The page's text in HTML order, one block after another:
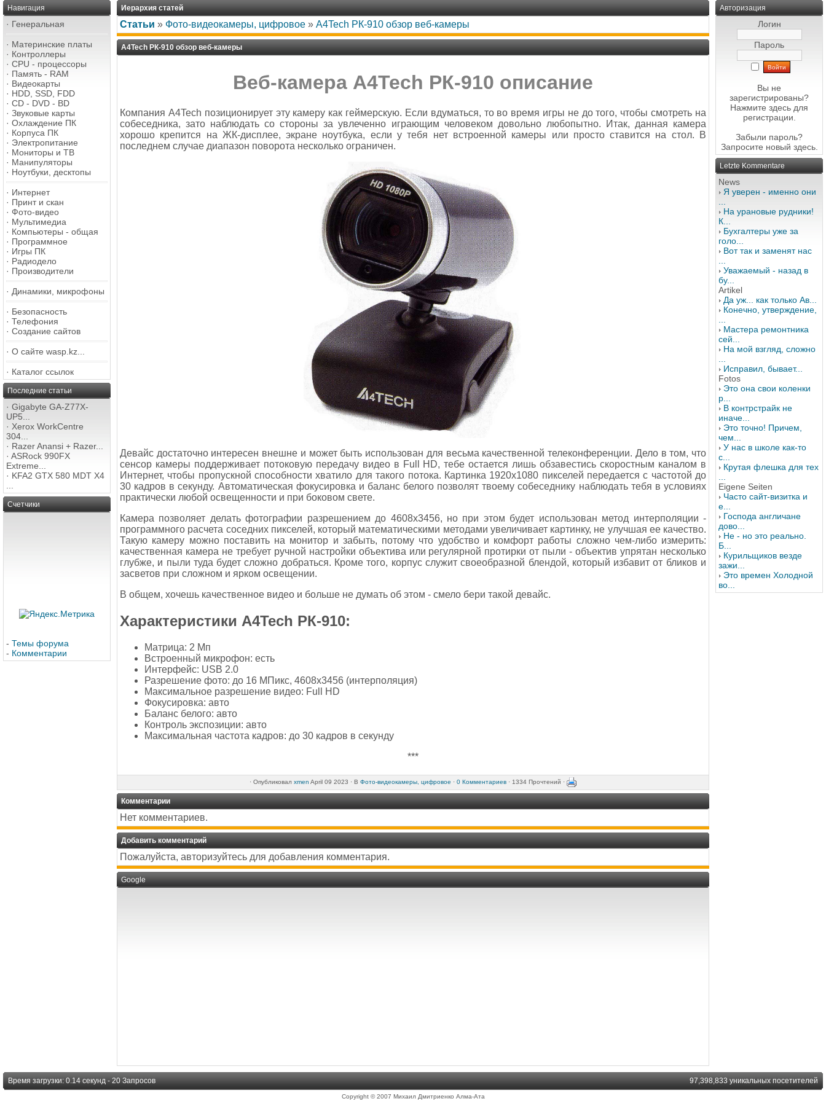
Навигация
· Генеральная
· Материнские платы
· Контроллеры
· CPU - процессоры
· Память - RAM
· Видеокарты
· HDD, SSD, FDD
· CD - DVD - BD
· Звуковые карты
· Охлаждение ПК
· Корпуса ПК
· Электропитание
· Мониторы и ТВ
· Манипуляторы
· Ноутбуки, десктопы
· Интернет
· Принт и скан
· Фото-видео
· Мультимедиа
· Компьютеры - общая
· Программное
· Игры ПК
· Радиодело
· Производители
· Динамики, микрофоны
· Безопасность
· Телефония
· Создание сайтов
· О сайте wasp.kz...
· Каталог ссылок
Последние статьи
· Gigabyte GA-Z77X-
UP5...
· Xerox WorkCentre
304...
· Razer Anansi + Razer...
· ASRock 990FX
Extreme...
· KFA2 GTX 580 MDT X4
Счетчики
- Темы форума
- Комментарии
Иерархия статей
Статьи » Фото-видеокамеры, цифровое » A4Tech РК-910 обзор веб-камеры
A4Tech РК-910 обзор веб-камеры
Веб-камера A4Tech РК-910 описание
Компания A4Tech позиционирует эту камеру как геймерскую. Если вдуматься, то во время игры не до того, чтобы смотреть на
собеседника, зато наблюдать со стороны за увлеченно играющим человеком довольно любопытно. Итак, данная камера
хорошо крепится на ЖК-дисплее, экране ноутбука, если у тебя нет встроенной камеры или просто ставится на стол. В
последнем случае диапазон поворота несколько ограничен.
Девайс достаточно интересен внешне и может быть использован для весьма качественной телеконференции. Дело в том, что
сенсор камеры поддерживает потоковую передачу видео в Full HD, тебе остается лишь обзавестись скоростным каналом в
Интернет, чтобы пропускной способности хватило для такого потока. Картинка 1920x1080 пикселей передается с частотой до
30 кадров в секунду. Автоматическая фокусировка и баланс белого позволят твоему собеседнику наблюдать тебя в условиях
практически любой освещенности и при боковом свете.
Камера позволяет делать фотографии разрешением до 4608x3456, но при этом будет использован метод интерполяции -
программного расчета соседних пикселей, который математическими методами увеличивает картинку, не улучшая ее качество.
Такую камеру можно поставить на монитор и забыть, потому что удобство и комфорт работы сложно чем-либо измерить:
качественная камера не требует ручной настройки объектива или регулярной протирки от пыли - объектив упрятан несколько
глубже, и пыли туда будет сложно добраться. Кроме того, корпус служит своеобразной блендой, который избавит от бликов и
засветов при сложном и ярком освещении.
В общем, хочешь качественное видео и больше не думать об этом - смело бери такой девайс.
Характеристики A4Tech РК-910:
Матрица: 2 Мп
Встроенный микрофон: есть
Интерфейс: USB 2.0
Разрешение фото: до 16 МПикс, 4608x3456 (интерполяция)
Максимальное разрешение видео: Full HD
Фокусировка: авто
Баланс белого: авто
Контроль экспозиции: авто
Максимальная частота кадров: до 30 кадров в секунду
***
· Опубликовал xmen April 09 2023 · В Фото-видеокамеры, цифровое · 0 Комментариев · 1334 Прочтений ·
Комментарии
Нет комментариев.
Добавить комментарий
Пожалуйста, авторизуйтесь для добавления комментария.
Google
Авторизация
Логин
Пароль
Вы не
зарегистрированы?
Нажмите здесь для
регистрации.
Забыли пароль?
Запросите новый здесь.
Letzte Kommentare
News
Я уверен - именно они
На урановые рудники!
К...
Бухгалтеры уже за
голо...
Вот так и заменят нас
Уважаемый - назад в
бу...
Artikel
Да уж... как только Ав...
Конечно, утверждение,
Мастера ремонтника
сей...
На мой взгляд, сложно
Исправил, бывает...
Fotos
Это она свои коленки
р...
В контрстрайк не
иначе...
Это точно! Причем,
чем...
У нас в школе как-то
с...
Крутая флешка для тех
Eigene Seiten
Часто сайт-визитка и
е...
Господа англичане
дово...
Не - но это реально.
Б...
Курильщиков везде
зажи...
Это времен Холодной
во...
Время загрузки: 0.14 секунд - 20 Запросов 97,398,833 уникальных посетителей
Copyright © 2007 Михаил Дмитриенко Алма-Ата